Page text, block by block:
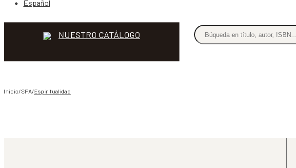
Español
NUESTRO CATÁLOGO
Inicio/SPA/Espiritualidad